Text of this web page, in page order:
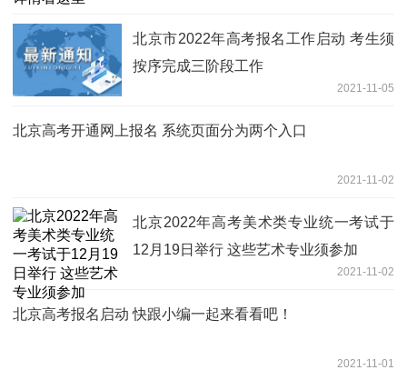
北京市2022年高考报名工作启动 考生须
按序完成三阶段工作
2021-11-05
北京高考开通网上报名 系统页面分为两个入口
2021-11-02
北京2022年高考美术类专业统一考试于
12月19日举行 这些艺术专业须参加
2021-11-02
北京高考报名启动 快跟小编一起来看看吧！
2021-11-01